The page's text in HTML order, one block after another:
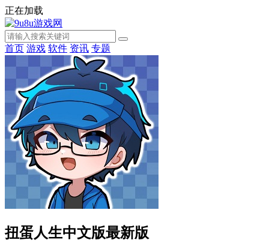
正在加载
首页 游戏 软件 资讯 专题
扭蛋人生中文版最新版